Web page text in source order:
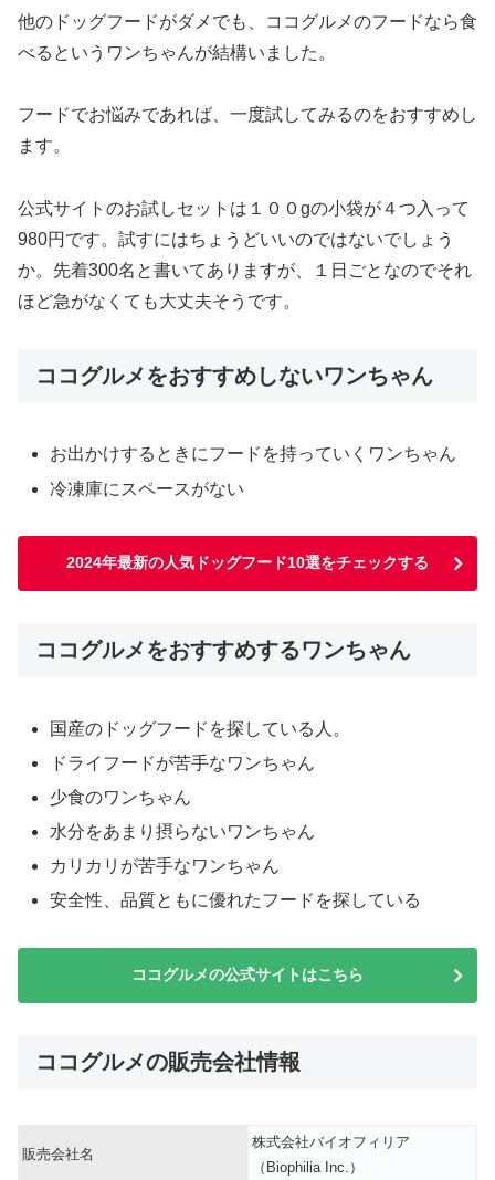
他のドッグフードがダメでも、ココグルメのフードなら食
べるというワンちゃんが結構いました。
フードでお悩みであれば、一度試してみるのをおすすめし
ます。
公式サイトのお試しセットは１００gの小袋が４つ入って
980円です。試すにはちょうどいいのではないでしょう
か。先着300名と書いてありますが、１日ごとなのでそれ
ほど急がなくても大丈夫そうです。
ココグルメをおすすめしないワンちゃん
お出かけするときにフードを持っていくワンちゃん
冷凍庫にスペースがない
2024年最新の人気ドッグフード10選をチェックする
ココグルメをおすすめするワンちゃん
国産のドッグフードを探している人。
ドライフードが苦手なワンちゃん
少食のワンちゃん
水分をあまり摂らないワンちゃん
カリカリが苦手なワンちゃん
安全性、品質ともに優れたフードを探している
ココグルメの公式サイトはこちら
ココグルメの販売会社情報
販売会社名
株式会社バイオフィリア
（Biophilia Inc.）